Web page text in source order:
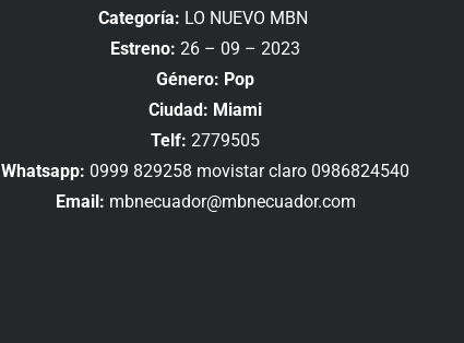
Categoría: LO NUEVO MBN
Estreno: 26 – 09 – 2023
Género: Pop
Ciudad: Miami
Telf: 2779505
Whatsapp: 0999 829258 movistar claro 0986824540
Email: mbnecuador@mbnecuador.com